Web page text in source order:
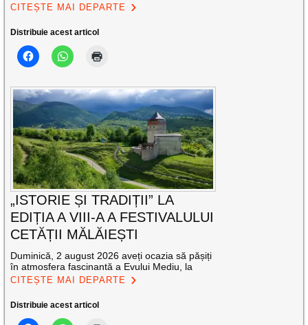
CITEȘTE MAI DEPARTE
Distribuie acest articol
„ISTORIE ȘI TRADIȚII” LA
EDIȚIA A VIII-A A FESTIVALULUI
CETĂȚII MĂLĂIEȘTI
Duminică, 2 august 2026 aveți ocazia să pășiți
în atmosfera fascinantă a Evului Mediu, la
CITEȘTE MAI DEPARTE
Distribuie acest articol